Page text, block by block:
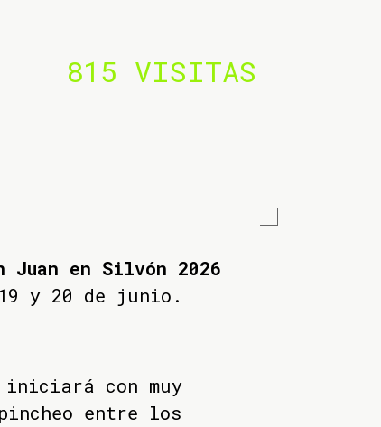
815 VISITAS
Juan en Silvón 2026
y 20 de junio.
con muy
entre los